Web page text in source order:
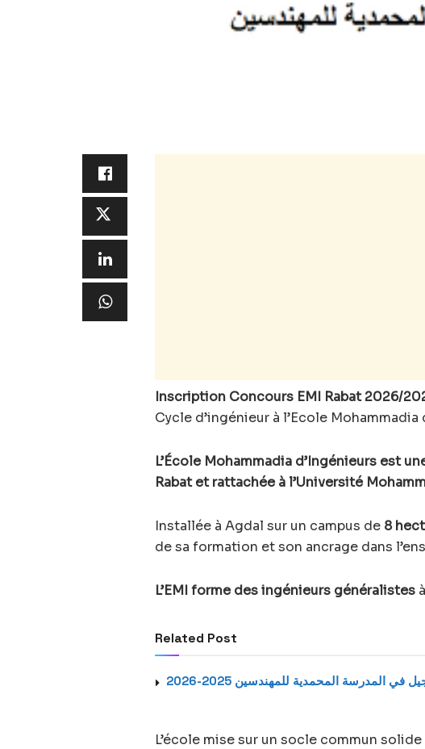
Inscription Concours EMI Rabat 2026/
Cycle d’ingénieur à l’Ecole
L’École Mohammadia d’Ingénieurs est
Rabat et rattachée à l’Université
Installée à Agdal sur un campus de 8
de sa formation et son ancrage dans
L’EMI forme des ingénieurs généralistes
Related Post
L’école mise sur un socle commun